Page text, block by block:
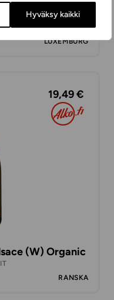
Hyväksy kaikki
de l’Ecusson
LUXEMBURG
19,49 €
(W) Organic
RANSKA